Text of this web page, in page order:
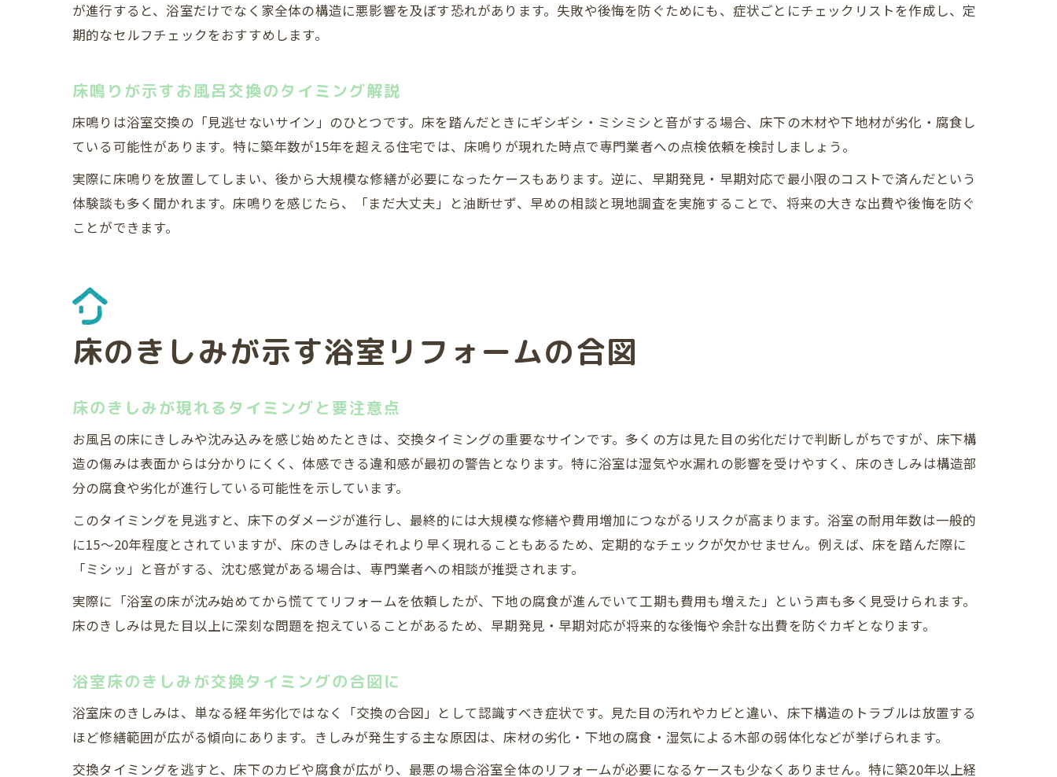
が進行すると、浴室だけでなく家全体の構造に悪影響を及ぼす恐れがあります。失敗や後悔を防ぐためにも、症状ごとにチェックリストを作成し、定
期的なセルフチェックをおすすめします。
床鳴りが示すお風呂交換のタイミング解説
床鳴りは浴室交換の「見逃せないサイン」のひとつです。床を踏んだときにギシギシ・ミシミシと音がする場合、床下の木材や下地材が劣化・腐食し
ている可能性があります。特に築年数が15年を超える住宅では、床鳴りが現れた時点で専門業者への点検依頼を検討しましょう。
実際に床鳴りを放置してしまい、後から大規模な修繕が必要になったケースもあります。逆に、早期発見・早期対応で最小限のコストで済んだという
体験談も多く聞かれます。床鳴りを感じたら、「まだ大丈夫」と油断せず、早めの相談と現地調査を実施することで、将来の大きな出費や後悔を防ぐ
ことができます。
床のきしみが示す浴室リフォームの合図
床のきしみが現れるタイミングと要注意点
お風呂の床にきしみや沈み込みを感じ始めたときは、交換タイミングの重要なサインです。多くの方は見た目の劣化だけで判断しがちですが、床下構
造の傷みは表面からは分かりにくく、体感できる違和感が最初の警告となります。特に浴室は湿気や水漏れの影響を受けやすく、床のきしみは構造部
分の腐食や劣化が進行している可能性を示しています。
このタイミングを見逃すと、床下のダメージが進行し、最終的には大規模な修繕や費用増加につながるリスクが高まります。浴室の耐用年数は一般的
に15〜20年程度とされていますが、床のきしみはそれより早く現れることもあるため、定期的なチェックが欠かせません。例えば、床を踏んだ際に
「ミシッ」と音がする、沈む感覚がある場合は、専門業者への相談が推奨されます。
実際に「浴室の床が沈み始めてから慌ててリフォームを依頼したが、下地の腐食が進んでいて工期も費用も増えた」という声も多く見受けられます。
床のきしみは見た目以上に深刻な問題を抱えていることがあるため、早期発見・早期対応が将来的な後悔や余計な出費を防ぐカギとなります。
浴室床のきしみが交換タイミングの合図に
浴室床のきしみは、単なる経年劣化ではなく「交換の合図」として認識すべき症状です。見た目の汚れやカビと違い、床下構造のトラブルは放置する
ほど修繕範囲が広がる傾向にあります。きしみが発生する主な原因は、床材の劣化・下地の腐食・湿気による木部の弱体化などが挙げられます。
交換タイミングを逃すと、床下のカビや腐食が広がり、最悪の場合浴室全体のリフォームが必要になるケースも少なくありません。特に築20年以上経